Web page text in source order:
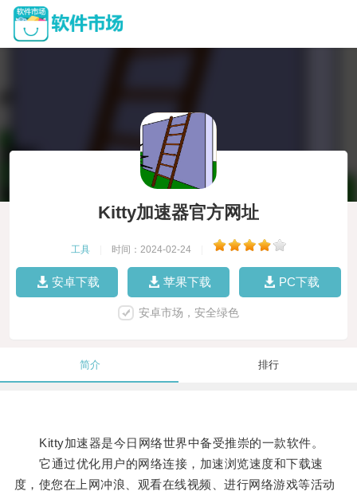
Kitty加速器官方网址
工具 时间：2024-02-24
安卓下载 苹果下载 PC下载
安卓市场，安全绿色
简介 排行
Kitty加速器是今日网络世界中备受推崇的一款软件。
它通过优化用户的网络连接，加速浏览速度和下载速
度，使您在上网冲浪、观看在线视频、进行网络游戏等活动